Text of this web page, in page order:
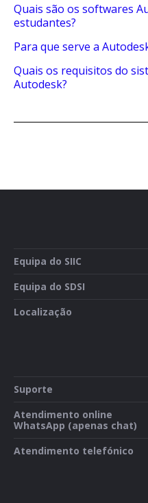
Quais são os softwares
estudantes?
Para que serve a
Quais os requisitos do
Autodesk?
Equipa do SIIC
Equipa do SDSI
Localização
Suporte
Atendimento online
WhatsApp (apenas chat)
Atendimento telefónico